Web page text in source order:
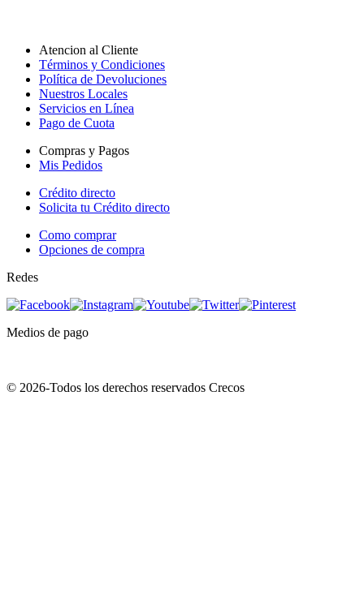
Atencion al Cliente
Términos y Condiciones
Política de Devoluciones
Nuestros Locales
Servicios en Línea
Pago de Cuota
Compras y Pagos
Mis Pedidos
Crédito directo
Solicita tu Crédito directo
Como comprar
Opciones de compra
Redes
Medios de pago
© 2026-Todos los derechos reservados Crecos